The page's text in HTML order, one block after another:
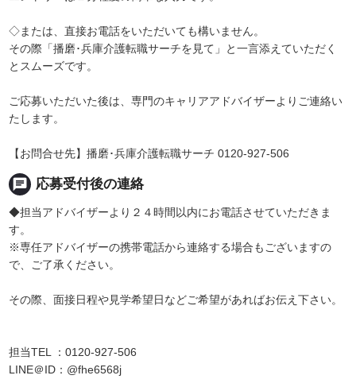
◇または、直接お電話をいただいても構いません。
その際「播磨･兵庫介護転職サーチを見て」と一言添えていただく
とスムーズです。
ご応募いただいた後は、専門のキャリアアドバイザーよりご連絡い
たします。
【お問合せ先】播磨･兵庫介護転職サーチ 0120-927-506
chat 応募受付後の連絡
◆担当アドバイザーより２４時間以内にお電話させていただきま
す。
※専任アドバイザーの携帯電話から連絡する場合もございますの
で、ご了承ください。
その際、面接日程や見学希望日などご希望があればお伝え下さい。
担当TEL ：0120-927-506
LINE＠ID：@fhe6568j